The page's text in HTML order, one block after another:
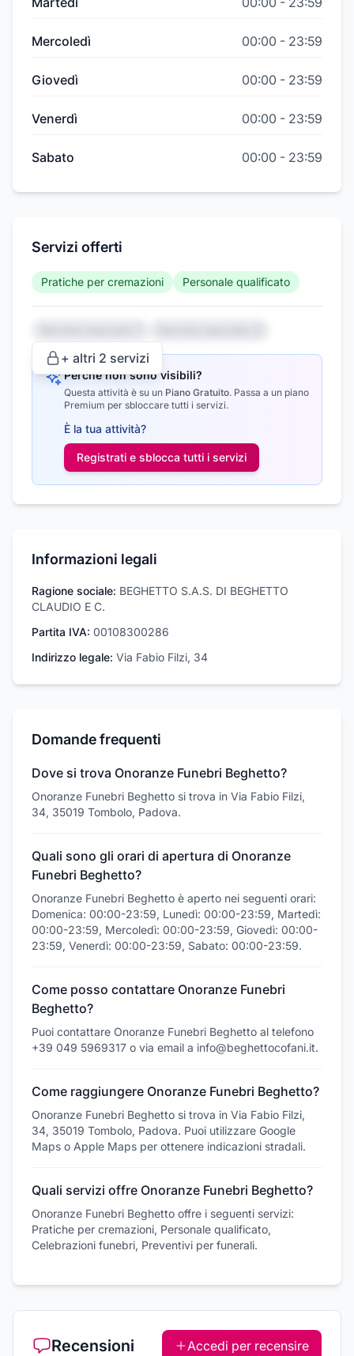
Mercoledì 00:00 - 23:59
Giovedì 00:00 - 23:59
Venerdì 00:00 - 23:59
Sabato 00:00 - 23:59
Servizi offerti
Pratiche per cremazioni Personale qualificato
+ altri 2 servizi
Perché non sono visibili?
Questa attività è su un Piano Gratuito. Passa a un piano
Premium per sbloccare tutti i servizi.
È la tua attività?
Registrati e sblocca tutti i servizi
Informazioni legali
Ragione sociale: BEGHETTO S.A.S. DI BEGHETTO
CLAUDIO E C.
Partita IVA: 00108300286
Indirizzo legale: Via Fabio Filzi, 34
Domande frequenti
Dove si trova Onoranze Funebri Beghetto?
Onoranze Funebri Beghetto si trova in Via Fabio Filzi,
34, 35019 Tombolo, Padova.
Quali sono gli orari di apertura di Onoranze
Funebri Beghetto?
Onoranze Funebri Beghetto è aperto nei seguenti orari:
Domenica: 00:00-23:59, Lunedì: 00:00-23:59, Martedì:
00:00-23:59, Mercoledì: 00:00-23:59, Giovedì: 00:00-
23:59, Venerdì: 00:00-23:59, Sabato: 00:00-23:59.
Come posso contattare Onoranze Funebri
Beghetto?
Puoi contattare Onoranze Funebri Beghetto al telefono
+39 049 5969317 o via email a info@beghettocofani.it.
Come raggiungere Onoranze Funebri Beghetto?
Onoranze Funebri Beghetto si trova in Via Fabio Filzi,
34, 35019 Tombolo, Padova. Puoi utilizzare Google
Maps o Apple Maps per ottenere indicazioni stradali.
Quali servizi offre Onoranze Funebri Beghetto?
Onoranze Funebri Beghetto offre i seguenti servizi:
Pratiche per cremazioni, Personale qualificato,
Celebrazioni funebri, Preventivi per funerali.
Recensioni Accedi per recensire